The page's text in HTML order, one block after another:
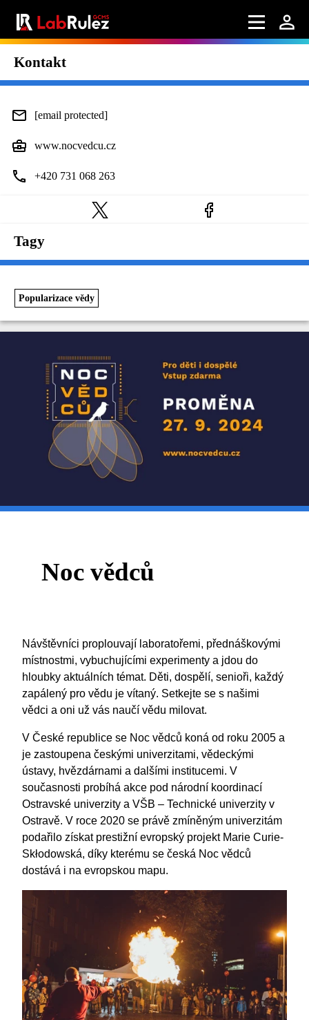
Kontakt
[email protected]
www.nocvedcu.cz
+420 731 068 263
Tagy
Popularizace vědy
Noc vědců
Návštěvníci proplouvají laboratořemi, přednáškovými
místnostmi, vybuchujícími experimenty a jdou do
hloubky aktuálních témat. Děti, dospělí, senioři, každý
zapálený pro vědu je vítaný. Setkejte se s našimi
vědci a oni už vás naučí vědu milovat.
V České republice se Noc vědců koná od roku 2005 a
je zastoupena českými univerzitami, vědeckými
ústavy, hvězdárnami a dalšími institucemi. V
současnosti probíhá akce pod národní koordinací
Ostravské univerzity a VŠB – Technické univerzity v
Ostravě. V roce 2020 se právě zmíněným univerzitám
podařilo získat prestižní evropský projekt Marie Curie-
Skłodowská, díky kterému se česká Noc vědců
dostává i na evropskou mapu.